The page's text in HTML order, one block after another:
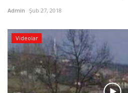
Admin Şub 27, 2018
Videolar